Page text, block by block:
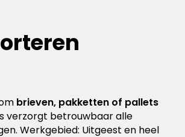
brieven, pakketten of pallets
verzorgt betrouwbaar alle
Werkgebied: Uitgeest en heel